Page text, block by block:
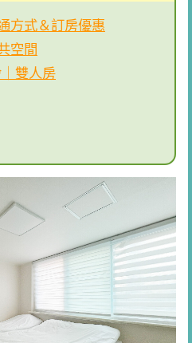
方式＆訂房優惠
空間
雙人房